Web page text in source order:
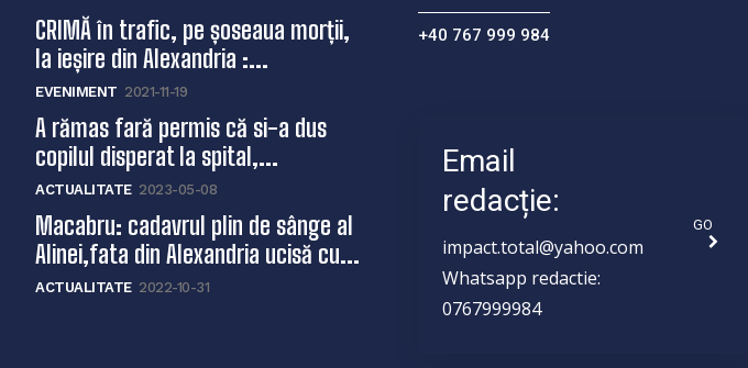
CRIMĂ în trafic, pe șoseaua morții,
la ieșire din Alexandria :...
EVENIMENT 2021-11-19
A rămas fară permis că si-a dus
copilul disperat la spital,...
ACTUALITATE 2023-05-08
Macabru: cadavrul plin de sânge al
Alinei,fata din Alexandria ucisă cu...
ACTUALITATE 2022-10-31
+40 767 999 984
Email
redacție:
impact.total@yahoo.com
Whatsapp redactie:
0767999984
GO